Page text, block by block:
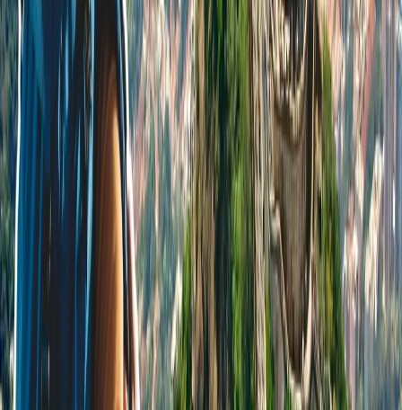
+1-240-523-4500
Recent Blogs de viajes
25 Jul, 2026De Italia a Japón: 10 destinos icónicos que son
merecen la pena explorar
22 Jun, 2026 La Copa Mundial de la FIFA: 10 Trucos Para
Cuidar tu Bolsillo
17 Jul, 2026
Adiós a las esperas: la magia de los chatbots en la
industria de viajes
24 Jun, 2026
Wimbledon 2026: la guía completa para
planificar tu viaje al Grand Slam
04 Aug, 2026Del ritmo al paraíso: guía para enamorarte de
Blogs de viajes relacionados
24 Jun, 2026
Wimbledon 2026: la guía completa para
planificar tu viaje al Grand Slam
17 Jul, 2026
Adiós a las esperas: la magia de los chatbots en la
industria de viajes
23 Jun, 2026
10 Errores Que Encarecen Los Viajes A La
Copa Mundial De La FIFA
29 Jun, 2026
10 cosas que hacer en Londres durante
Wimbledon 2026
04 Aug, 2026 Del ritmo al paraíso: guía para enamorarte de